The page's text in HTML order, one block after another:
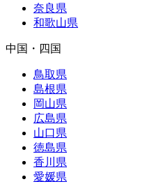
奈良県
和歌山県
中国・四国
鳥取県
島根県
岡山県
広島県
山口県
徳島県
香川県
愛媛県